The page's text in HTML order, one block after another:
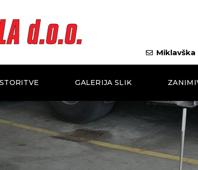
Miklavška
GALERIJA SLIK